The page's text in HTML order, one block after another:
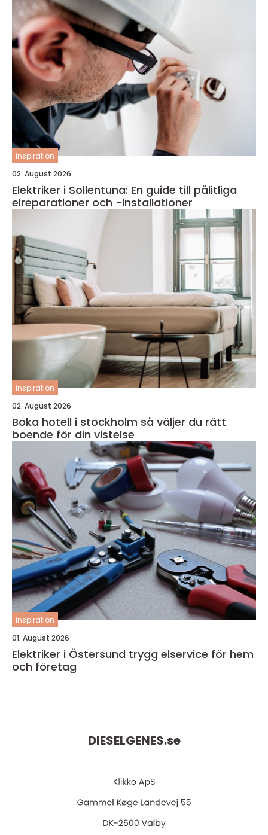
inspiration
02. August 2026
Elektriker i Sollentuna: En guide till pålitliga
elreparationer och -installationer
inspiration
02. August 2026
Boka hotell i stockholm så väljer du rätt
boende för din vistelse
inspiration
01. August 2026
Elektriker i Östersund trygg elservice för hem
och företag
DIESELGENES.se